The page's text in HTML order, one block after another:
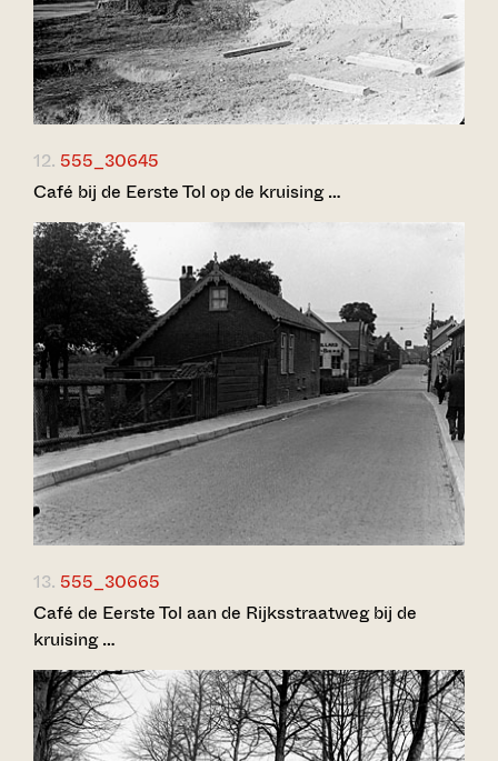
12. 555_30645
Café bij de Eerste Tol op de kruising …
13. 555_30665
Café de Eerste Tol aan de Rijksstraatweg bij de
kruising …